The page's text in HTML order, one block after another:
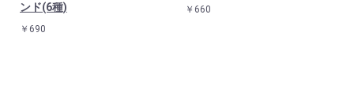
ンド(6種)
￥690
￥660